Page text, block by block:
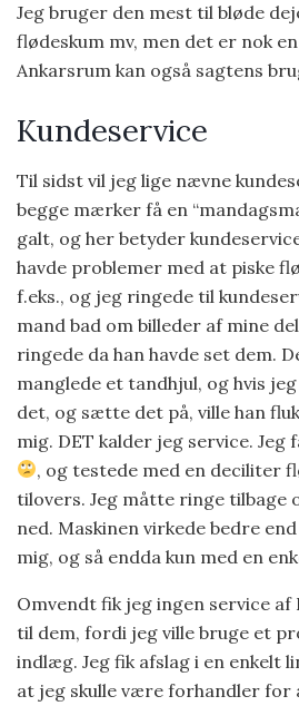
Jeg bruger den mest til bløde
flødeskum mv, men det er nok
Ankarsrum kan også sagtens
Kundeservice
Til sidst vil jeg lige nævne
begge mærker få en
galt, og her betyder
havde problemer med at piske
f.eks., og jeg ringede til
mand bad om billeder af mine
ringede da han havde set dem.
manglede et tandhjul, og hvis
det, og sætte det på, ville han
mig. DET kalder jeg service. Jeg
, og testede med en deciliter
tilovers. Jeg måtte ringe tilbage
ned. Maskinen virkede bedre
mig, og så endda kun med en
Omvendt fik jeg ingen service af
til dem, fordi jeg ville bruge et
indlæg. Jeg fik afslag i en enkelt
at jeg skulle være forhandler for